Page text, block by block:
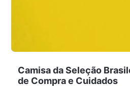
Camisa da Seleção
de Compra e Cuidados